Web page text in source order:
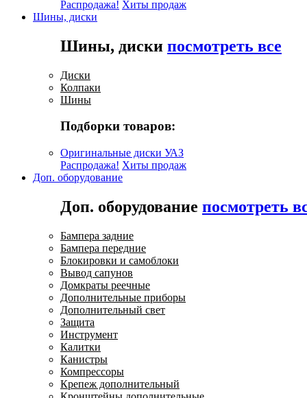
Распродажа! Хиты продаж
Шины, диски
Шины, диски посмотреть все
Диски
Колпаки
Шины
Подборки товаров:
Оригинальные диски УАЗ
Распродажа! Хиты продаж
Доп. оборудование
Доп. оборудование посмотреть
Бампера задние
Бампера передние
Блокировки и самоблоки
Вывод сапунов
Домкраты реечные
Дополнительные приборы
Дополнительный свет
Защита
Инструмент
Калитки
Канистры
Компрессоры
Крепеж дополнительный